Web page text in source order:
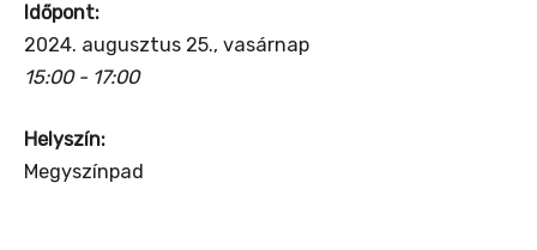
Időpont:
2024. augusztus 25., vasárnap
15:00 - 17:00
Helyszín:
Megyszínpad